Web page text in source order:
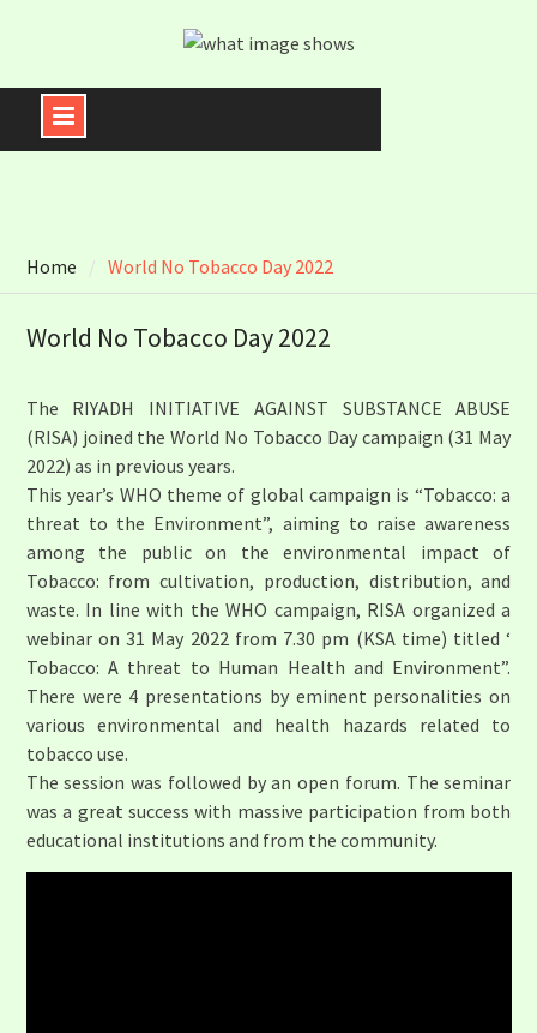
content
Home World No Tobacco Day 2022
World No Tobacco Day 2022
The RIYADH INITIATIVE AGAINST SUBSTANCE ABUSE
(RISA) joined the World No Tobacco Day campaign (31 May
2022) as in previous years.
This year’s WHO theme of global campaign is “Tobacco: a
threat to the Environment”, aiming to raise awareness
among the public on the environmental impact of
Tobacco: from cultivation, production, distribution, and
waste. In line with the WHO campaign, RISA organized a
webinar on 31 May 2022 from 7.30 pm (KSA time) titled ‘
Tobacco: A threat to Human Health and Environment”.
There were 4 presentations by eminent personalities on
various environmental and health hazards related to
tobacco use.
The session was followed by an open forum. The seminar
was a great success with massive participation from both
educational institutions and from the community.